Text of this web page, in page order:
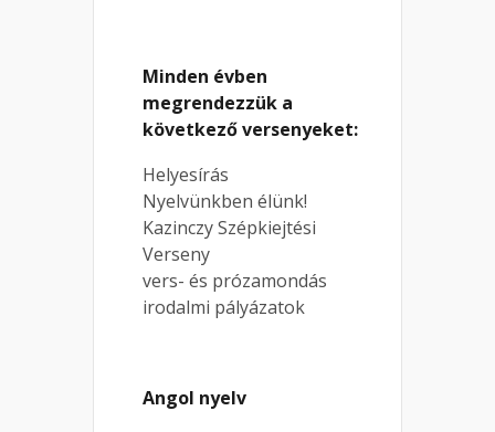
Minden évben
megrendezzük a
következő versenyeket:
Helyesírás
Nyelvünkben élünk!
Kazinczy Szépkiejtési
Verseny
vers- és prózamondás
irodalmi pályázatok
Angol nyelv